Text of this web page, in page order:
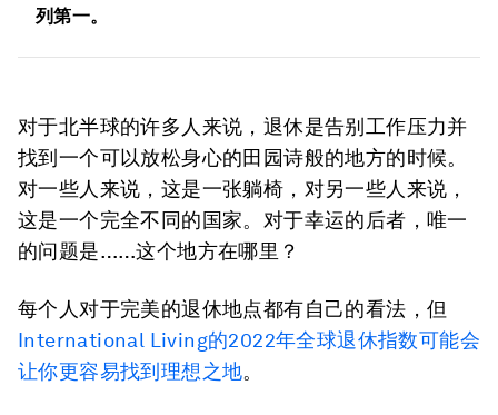
列第一。
对于北半球的许多人来说，退休是告别工作压力并
找到一个可以放松身心的田园诗般的地方的时候。
对一些人来说，这是一张躺椅，对另一些人来说，
这是一个完全不同的国家。对于幸运的后者，唯一
的问题是……这个地方在哪里？
每个人对于完美的退休地点都有自己的看法，但
International Living的2022年全球退休指数可能会
让你更容易找到理想之地。